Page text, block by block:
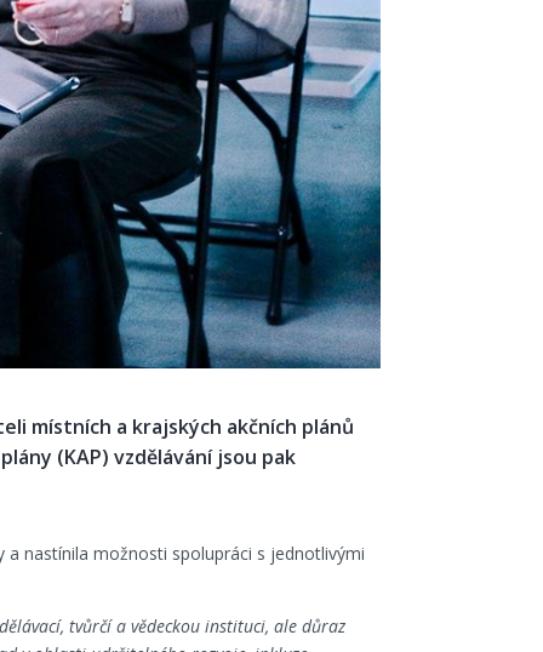
místních a krajských akčních plánů
(KAP) vzdělávání jsou pak
nastínila možnosti spolupráci s jednotlivými
tvůrčí a vědeckou instituci, ale důraz